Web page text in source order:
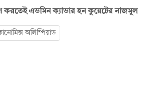
করতেই এডমিন ক্যাডার হন কুয়েটের নাজমুল
অলিম্পিয়াড